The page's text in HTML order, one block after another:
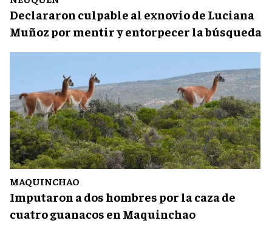
Declararon culpable al exnovio de Luciana
Muñoz por mentir y entorpecer la búsqueda
MAQUINCHAO
Imputaron a dos hombres por la caza de
cuatro guanacos en Maquinchao